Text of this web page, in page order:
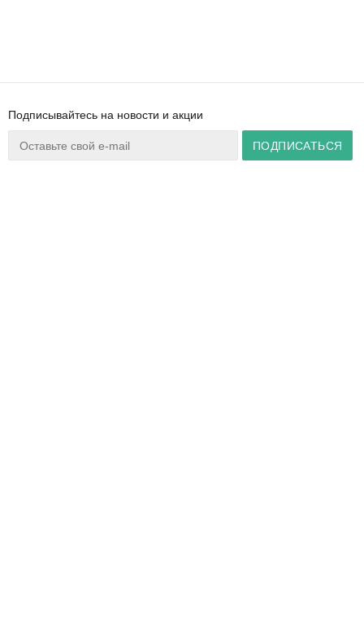
Подписывайтесь на новости и акции